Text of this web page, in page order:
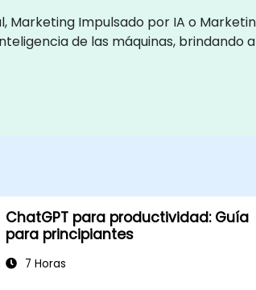
Marketing Impulsado por IA o
de las máquinas, brindando
ChatGPT para productividad: Guía
para principiantes
7 Horas